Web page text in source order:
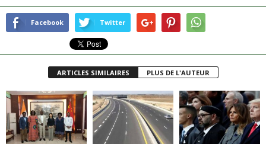
Facebook Twitter
ARTICLES SIMILAIRES PLUS DE L'AUTEUR